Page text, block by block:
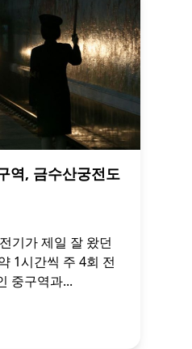
역, 금수산궁전도
기가 제일 잘 왔던
1시간씩 주 4회 전
중구역과...